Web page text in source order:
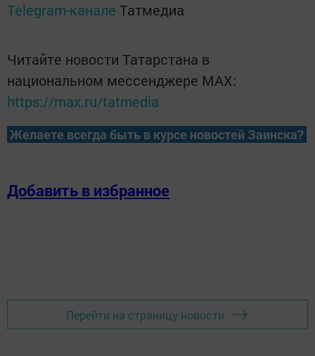
Telegram-канале Татмедиа
Читайте новости Татарстана в
национальном мессенджере MАХ:
https://max.ru/tatmedia
Желаете всегда быть в курсе новостей Заинска?
Добавить в избранное
Перейти на страницу новости